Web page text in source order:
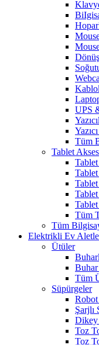
UPS
Tüm
Tablet
Tablet
Tüm
Tüm
Elektrikli Ev
Ütüler
Tüm
Süpürgeler
Şarjlı
Dikey
Toz
Toz